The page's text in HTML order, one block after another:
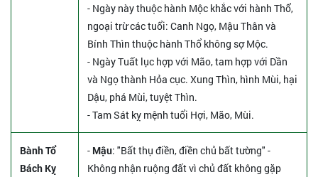
- Ngày này thuộc hành Mộc khắc với hành Thổ,
ngoại trừ các tuổi: Canh Ngọ, Mậu Thân và
Bính Thìn thuộc hành Thổ không sợ Mộc.
- Ngày Tuất lục hợp với Mão, tam hợp với Dần
và Ngọ thành Hỏa cục. Xung Thìn, hình Mùi, hại
Dậu, phá Mùi, tuyệt Thìn.
- Tam Sát kỵ mệnh tuổi Hợi, Mão, Mùi.
Bành Tổ
Bách Kỵ
- Mậu: "Bất thụ điền, điền chủ bất tường" -
Không nhận ruộng đất vì chủ đất không gặp